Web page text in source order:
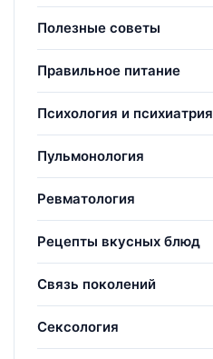
Полезные советы
Правильное питание
Психология и психиатрия
Пульмонология
Ревматология
Рецепты вкусных блюд
Связь поколений
Сексология